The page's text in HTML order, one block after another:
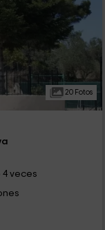
20 Fotos
4 veces